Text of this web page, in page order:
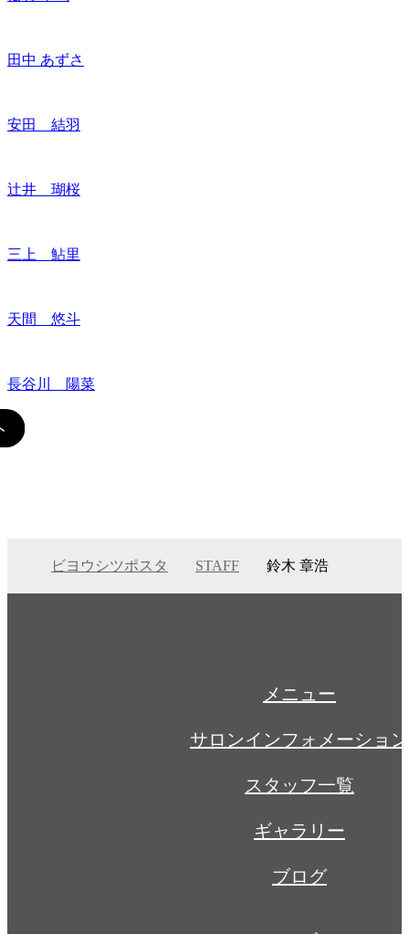
田中 あずさ
安田 結羽
辻井 瑚桜
三上 鮎里
天間 悠斗
長谷川 陽菜
ビヨウシツポスタ STAFF 鈴木 章浩
メニュー
サロンインフォメーション
スタッフ一覧
ギャラリー
ブログ